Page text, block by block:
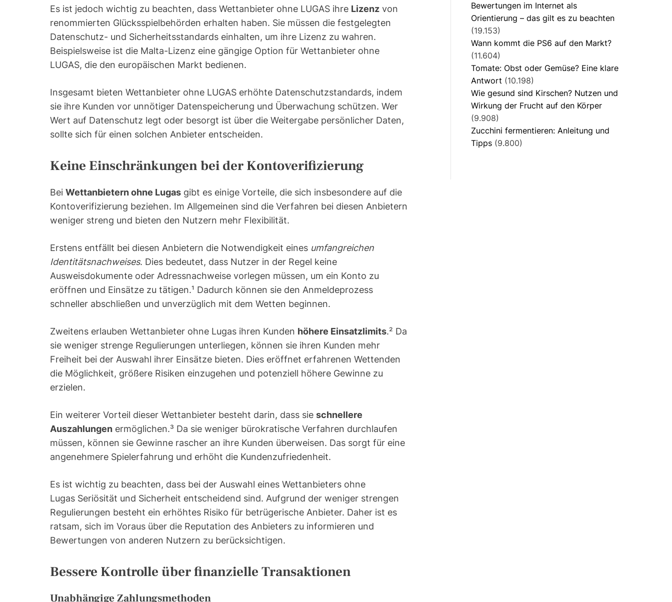
Es ist jedoch wichtig zu beachten, dass Wettanbieter ohne LUGAS ihre Lizenz von
renommierten Glücksspielbehörden erhalten haben. Sie müssen die festgelegten
Datenschutz- und Sicherheitsstandards einhalten, um ihre Lizenz zu wahren.
Beispielsweise ist die Malta-Lizenz eine gängige Option für Wettanbieter ohne
LUGAS, die den europäischen Markt bedienen.
Insgesamt bieten Wettanbieter ohne LUGAS erhöhte Datenschutzstandards, indem
sie ihre Kunden vor unnötiger Datenspeicherung und Überwachung schützen. Wer
Wert auf Datenschutz legt oder besorgt ist über die Weitergabe persönlicher Daten,
sollte sich für einen solchen Anbieter entscheiden.
Keine Einschränkungen bei der Kontoverifizierung
Bei Wettanbietern ohne Lugas gibt es einige Vorteile, die sich insbesondere auf die
Kontoverifizierung beziehen. Im Allgemeinen sind die Verfahren bei diesen Anbietern
weniger streng und bieten den Nutzern mehr Flexibilität.
Erstens entfällt bei diesen Anbietern die Notwendigkeit eines umfangreichen
Identitätsnachweises. Dies bedeutet, dass Nutzer in der Regel keine
Ausweisdokumente oder Adressnachweise vorlegen müssen, um ein Konto zu
eröffnen und Einsätze zu tätigen.¹ Dadurch können sie den Anmeldeprozess
schneller abschließen und unverzüglich mit dem Wetten beginnen.
Zweitens erlauben Wettanbieter ohne Lugas ihren Kunden höhere Einsatzlimits.² Da
sie weniger strenge Regulierungen unterliegen, können sie ihren Kunden mehr
Freiheit bei der Auswahl ihrer Einsätze bieten. Dies eröffnet erfahrenen Wettenden
die Möglichkeit, größere Risiken einzugehen und potenziell höhere Gewinne zu
erzielen.
Ein weiterer Vorteil dieser Wettanbieter besteht darin, dass sie schnellere
Auszahlungen ermöglichen.³ Da sie weniger bürokratische Verfahren durchlaufen
müssen, können sie Gewinne rascher an ihre Kunden überweisen. Das sorgt für eine
angenehmere Spielerfahrung und erhöht die Kundenzufriedenheit.
Es ist wichtig zu beachten, dass bei der Auswahl eines Wettanbieters ohne
Lugas Seriösität und Sicherheit entscheidend sind. Aufgrund der weniger strengen
Regulierungen besteht ein erhöhtes Risiko für betrügerische Anbieter. Daher ist es
ratsam, sich im Voraus über die Reputation des Anbieters zu informieren und
Bewertungen von anderen Nutzern zu berücksichtigen.
Bessere Kontrolle über finanzielle Transaktionen
Unabhängige Zahlungsmethoden
Bewertungen im Internet als
Orientierung – das gilt es zu beachten
(19.153)
Wann kommt die PS6 auf den Markt?
(11.604)
Tomate: Obst oder Gemüse? Eine klare
Antwort (10.198)
Wie gesund sind Kirschen? Nutzen und
Wirkung der Frucht auf den Körper
(9.908)
Zucchini fermentieren: Anleitung und
Tipps (9.800)